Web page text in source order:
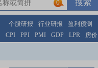
0
个股研报 行业研报
盈利预测
CPI PPI PMI GDP LPR 房价